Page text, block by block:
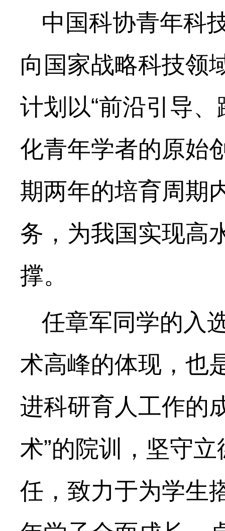
中国科协青年科
向国家战略科技领
计划以“前沿引导
化青年学者的原始
期两年的培育周期
务，为我国实现高
撑。
任章军同学的入
术高峰的体现，也
进科研育人工作的
术”的院训，坚守
任，致力于为学生